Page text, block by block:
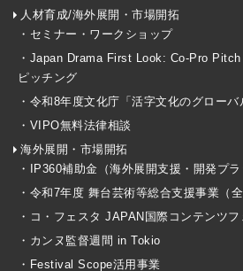
人材育成/海外展開・市場開拓
・セミナー・ワークショップ
・Japan Drama First Look: Co-Pro
ピッチング
・令和8年度文化庁「活字文化のグローバ
・VIPO無料法律相談
海外展開・市場開拓
・IP360補助金（海外展開支援・開発プラ
・令和7年度 舞台芸術等総合支援事業（全
・コ・フェスタ JAPAN国際コンテンツ
・カンヌ監督週間 in Tokio
・Festival Scope活用事業